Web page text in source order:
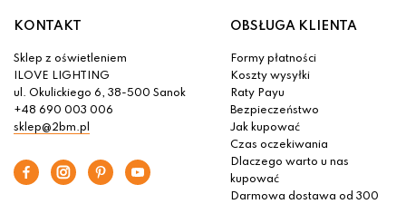
KONTAKT
Sklep z oświetleniem
ILOVE LIGHTING
ul. Okulickiego 6, 38-500 Sanok
+48 690 003 006
sklep@2bm.pl
OBSŁUGA KLIENTA
Formy płatności
Koszty wysyłki
Raty Payu
Bezpieczeństwo
Jak kupować
Czas oczekiwania
Dlaczego warto u nas
kupować
Darmowa dostawa od 300